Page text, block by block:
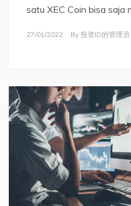
satu XEC Coin bisa saja
27/01/2022 By 投资ID的管理员